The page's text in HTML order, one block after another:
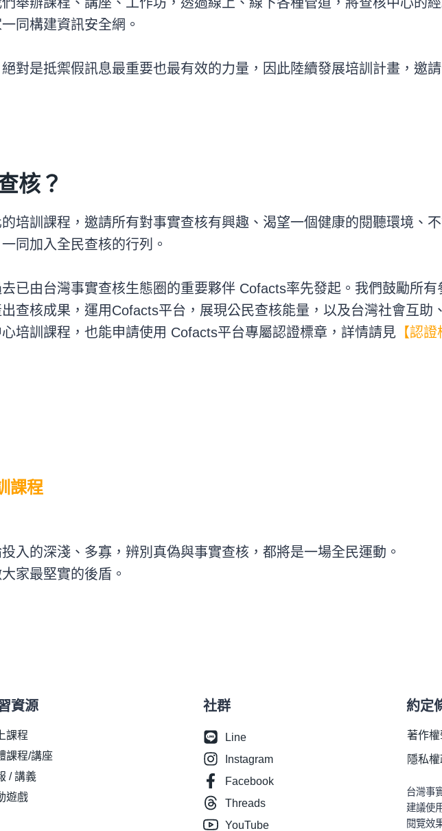
同構建資訊安全網。
對是抵禦假訊息最重要也最有效的力量，因此陸續發展培訓計畫，邀
核？
培訓課程，邀請所有對事實查核有興趣、渴望一個健康的閱聽環境、
同加入全民查核的行列。
已由台灣事實查核生態圈的重要夥伴 Cofacts率先發起。我們鼓勵所有
查核成果，運用Cofacts平台，展現公民查核能量，以及台灣社會互助
培訓課程，也能申請使用 Cofacts平台專屬認證標章，詳情請見【認證
課程
入的深淺、多寡，辨別真偽與事實查核，都將是一場全民運動。
家最堅實的後盾。
資源
課程
課程/講座
/ 講義
遊戲
社群
Line
Instagram
Facebook
Threads
YouTube
約定
著作
隱私
台灣事
建議使
閱覽效